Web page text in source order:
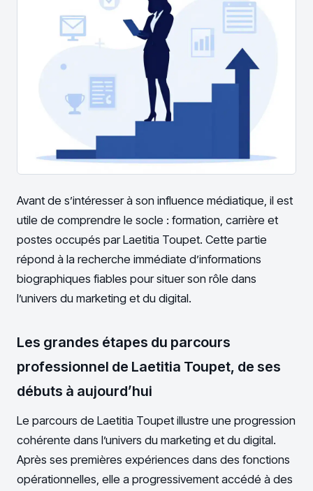
Avant de s’intéresser à son influence médiatique, il est
utile de comprendre le socle : formation, carrière et
postes occupés par Laetitia Toupet. Cette partie
répond à la recherche immédiate d’informations
biographiques fiables pour situer son rôle dans
l’univers du marketing et du digital.
Les grandes étapes du parcours
professionnel de Laetitia Toupet, de ses
débuts à aujourd’hui
Le parcours de Laetitia Toupet illustre une progression
cohérente dans l’univers du marketing et du digital.
Après ses premières expériences dans des fonctions
opérationnelles, elle a progressivement accédé à des